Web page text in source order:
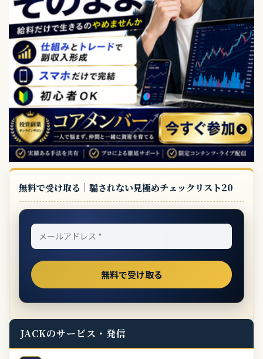
無料で受け取る｜騙されない見極めチェックリスト20
JACKのサービス・発信